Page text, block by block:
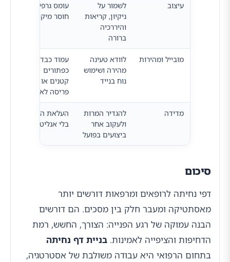
עיצוב
לשמור על
ניקיון, קריאות
והיררכיה
ברורה
עומס גרפי או
חוסר מיקוד
מובייל ומהירות
לוודא טעינה
מהירה ושימוש
נוח בנייד
עמוד כבד,
כפתורים
קטנים או
פריסה לא נוחה
מדידה
להגדיר המרות
ולעקוב אחר
ביצועים בפועל
העלאת הדף
בלי אנליטיקה
סיכום
דפי נחיתה לרופאים ומרפאות דורשים יותר
מאסתטיקה ומעבר חלק בין מסכים. הם דורשים
הבנה עמוקה של רגע הפנייה: הצורך, החשש, רמת
הדחיפות והציפייה לאמינות. בניית דף נחיתה
בתחום הרפואי היא עבודה משולבת של אסטרטגיה,